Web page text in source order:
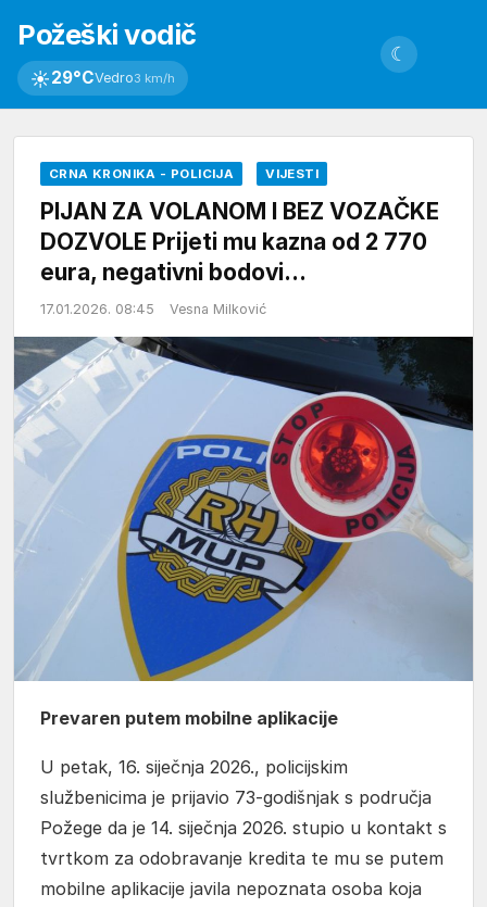
Požeški vodič
☀29°CVedro3 km/h
☾
CRNA KRONIKA - POLICIJA VIJESTI
PIJAN ZA VOLANOM I BEZ VOZAČKE
DOZVOLE Prijeti mu kazna od 2 770
eura, negativni bodovi…
17.01.2026. 08:45 Vesna Milković
Prevaren putem mobilne aplikacije
U petak, 16. siječnja 2026., policijskim
službenicima je prijavio 73-godišnjak s područja
Požege da je 14. siječnja 2026. stupio u kontakt s
tvrtkom za odobravanje kredita te mu se putem
mobilne aplikacije javila nepoznata osoba koja